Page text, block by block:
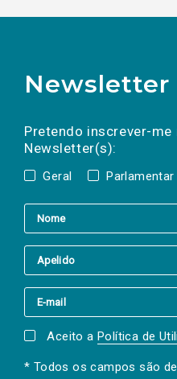
Newsletter
Pretendo inscrever-
Newsletter(s):
Geral Parlamentar
a(s) newsletter(s).
mail
Aceito a Política de
* Todos os campos são